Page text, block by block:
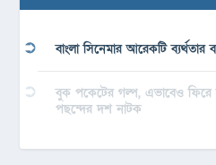
বাংলা সিনেমার আরেকটি
বুক পকেটের গল্প, এভাবেও
পছন্দের দশ নাটক